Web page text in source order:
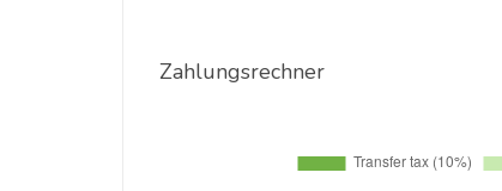
Zahlungsrechner